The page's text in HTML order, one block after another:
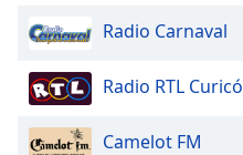
Radio Carnaval
Radio RTL Curicó
Camelot FM